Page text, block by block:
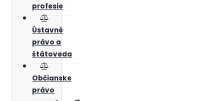
profesie
Ústavné
právo a
štátoveda
Občianske
právo